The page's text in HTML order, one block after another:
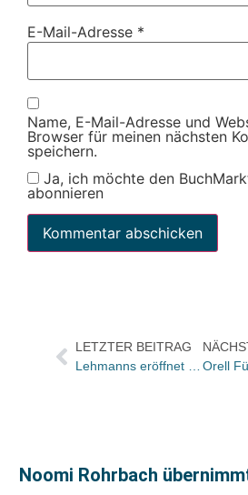
E-Mail-Adresse *
Name, E-Mail-Adresse und
Browser für meinen nächsten
speichern.
Ja, ich möchte den
abonnieren
LETZTER BEITRAG
Noomi Rohrbach